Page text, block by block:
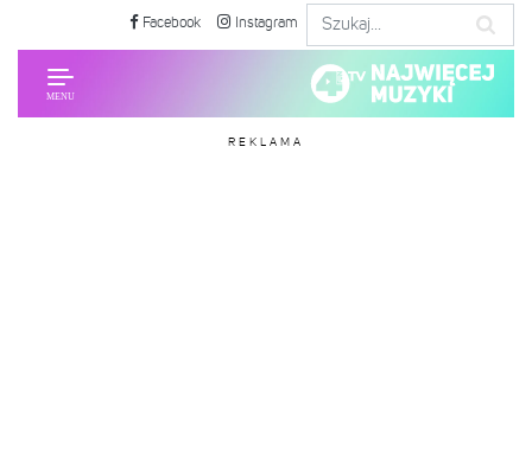
Facebook Instagram
REKLAMA